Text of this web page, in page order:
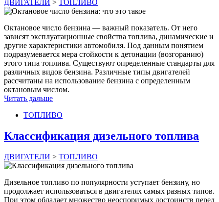
ДВИГАТЕЛИ > ТОПЛИВО
Октановое число бензина — важный показатель. От него
зависят эксплуатационные свойства топлива, динамические и
другие характеристики автомобиля. Под данным понятием
подразумевается мера стойкости к детонации (возгоранию)
этого типа топлива. Существуют определенные стандарты для
различных видов бензина. Различные типы двигателей
рассчитаны на использование бензина с определенным
октановым числом.
Читать дальше
ТОПЛИВО
Классификация дизельного топлива
ДВИГАТЕЛИ > ТОПЛИВО
Дизельное топливо по популярности уступает бензину, но
продолжает использоваться в двигателях самых разных типов.
При этом обладает множество неоспоримых достоинств перед